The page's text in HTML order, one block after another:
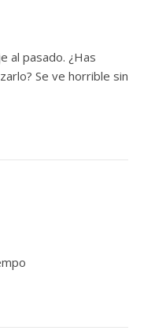
al pasado. ¿Has
Se ve horrible sin